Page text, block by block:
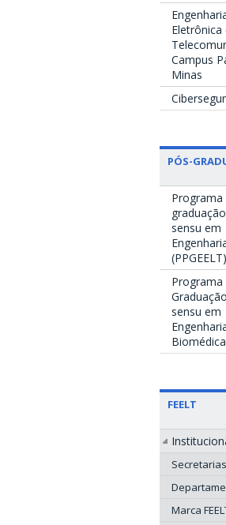
Eletrônica
Campus
Minas
PÓS-
Programa
sensu em
(PPGEELT)
Programa
sensu em
FEELT
Secretarias
Marca